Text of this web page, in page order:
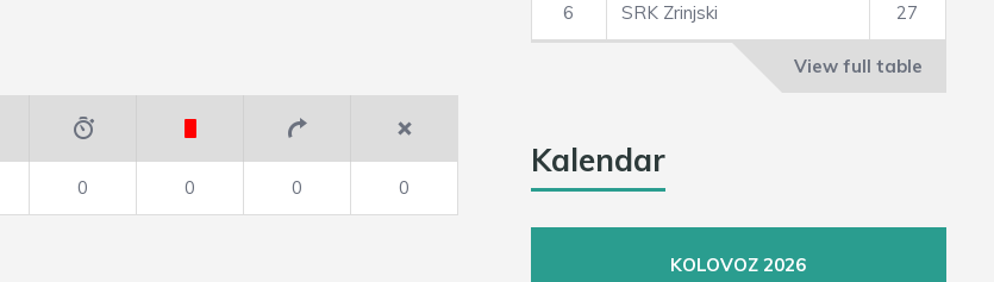
0 0 0 0
6 SRK Zrinjski 27
View full table
Kalendar
KOLOVOZ 2026